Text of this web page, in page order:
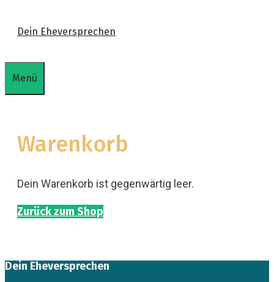
Inhalt
Dein Eheversprechen
Menü
Warenkorb
Dein Warenkorb ist gegenwärtig leer.
Zurück zum Shop
Dein Eheversprechen